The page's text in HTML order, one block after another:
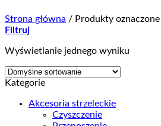
Strona główna / Produkty oznaczone
Filtruj
Wyświetlanie jednego wyniku
Kategorie
Akcesoria strzeleckie
Czyszczenie